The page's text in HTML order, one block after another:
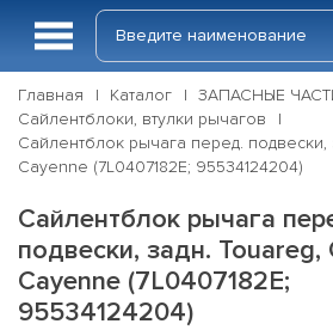
Главная Каталог ЗАПАСНЫЕ
Сайлентблоки, втулки рычагов
Сайлентблок рычага перед. подвески,
Cayenne (7L0407182E; 95534124204)
Сайлентблок рычага
подвески, задн. Touareg,
Cayenne (7L0407182E;
95534124204)